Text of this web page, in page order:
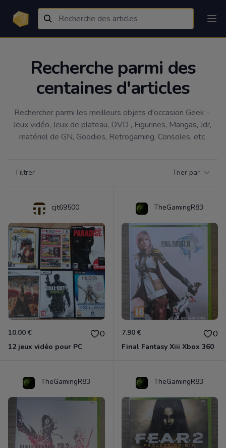
Recherche parmi des
centaines d'articles
Rechercher parmi les meilleurs objets d'occasion Geek -
Jeux vidéo, Jeux de plateau, DVD , Figurines, Mangas, Jdr,
matériel de GN, Goodies, Retrogaming, Consoles, etc
Filtrer Trier par
cjt69500
10.00 € 0
12 jeux vidéo pour PC
TheGamingR83
7.90 € 0
Final Fantasy Xiii Xbox 360
TheGamingR83 TheGamingR83